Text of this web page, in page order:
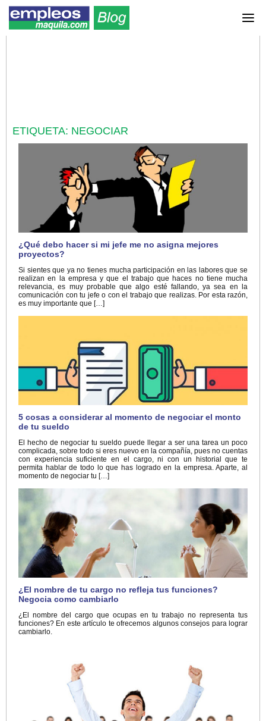
ETIQUETA: NEGOCIAR
¿Qué debo hacer si mi jefe me no asigna mejores
proyectos?
Si sientes que ya no tienes mucha participación en las labores que se
realizan en la empresa y que el trabajo que haces no tiene mucha
relevancia, es muy probable que algo esté fallando, ya sea en la
comunicación con tu jefe o con el trabajo que realizas. Por esta razón,
es muy importante que […]
5 cosas a considerar al momento de negociar el monto
de tu sueldo
El hecho de negociar tu sueldo puede llegar a ser una tarea un poco
complicada, sobre todo si eres nuevo en la compañía, pues no cuentas
con experiencia suficiente en el cargo, ni con un historial que te
permita hablar de todo lo que has logrado en la empresa. Aparte, al
momento de negociar tu […]
¿El nombre de tu cargo no refleja tus funciones?
Negocia como cambiarlo
¿El nombre del cargo que ocupas en tu trabajo no representa tus
funciones? En este artículo te ofrecemos algunos consejos para lograr
cambiarlo.